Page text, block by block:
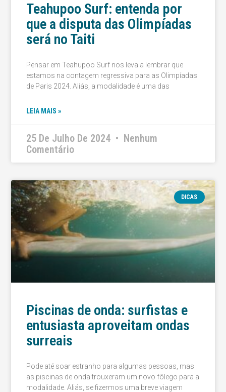
Teahupoo Surf: entenda por
que a disputa das Olimpíadas
será no Taiti
Pensar em Teahupoo Surf nos leva a lembrar que
estamos na contagem regressiva para as Olimpíadas
de Paris 2024. Aliás, a modalidade é uma das
LEIA MAIS »
25 De Julho De 2024
Nenhum
Comentário
DICAS
Piscinas de onda: surfistas e
entusiasta aproveitam ondas
surreais
Pode até soar estranho para algumas pessoas, mas
as piscinas de onda trouxeram um novo fôlego para a
modalidade. Aliás, se fizermos uma breve viagem